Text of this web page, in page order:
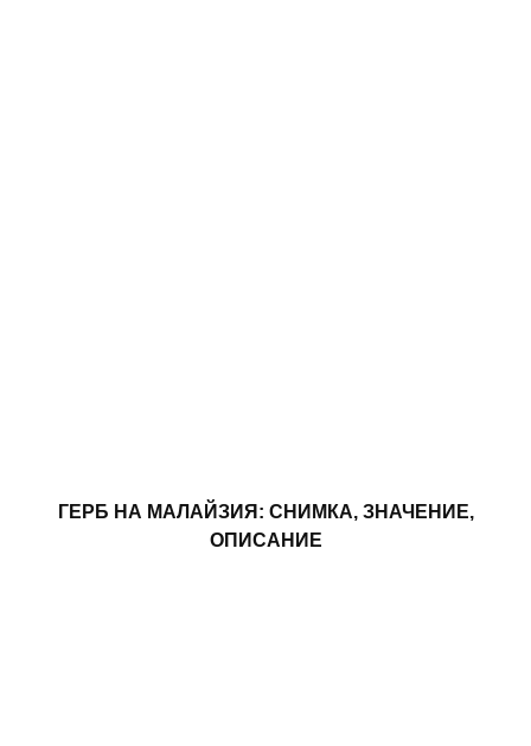
ГЕРБ НА МАЛАЙЗИЯ: СНИМКА, ЗНАЧЕНИЕ,
ОПИСАНИЕ